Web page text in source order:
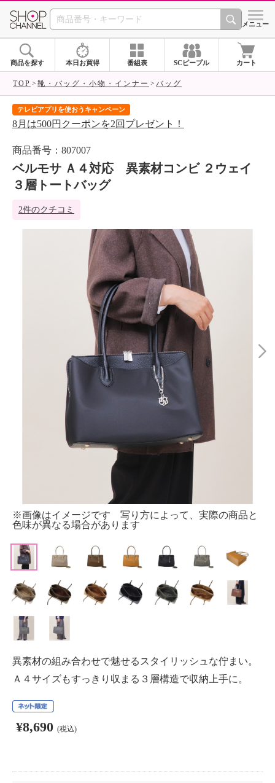
SHOP CHANNEL シメニュー
商品を探す 本日お買得 番組表 SCピープル カート
TOP 靴・バッグ・小物・インナー バッグ
テレビアプリを使おうキャンペーン
8月は500円クーポンを2回プレゼント！
商品番号：807007
ベルモサ Ａ４対応 異素材コンビ ２ウェイ
３層トートバッグ
2件のクチコミ
※画像はイメージです 写り方によって、実際の商品と
色味が異なる場合があります
異素材の組み合わせで魅せるスタイリッシュな佇まい。
Ａ４サイズもすっきり収まる３層構造で収納上手に。
¥8,690 (税込)